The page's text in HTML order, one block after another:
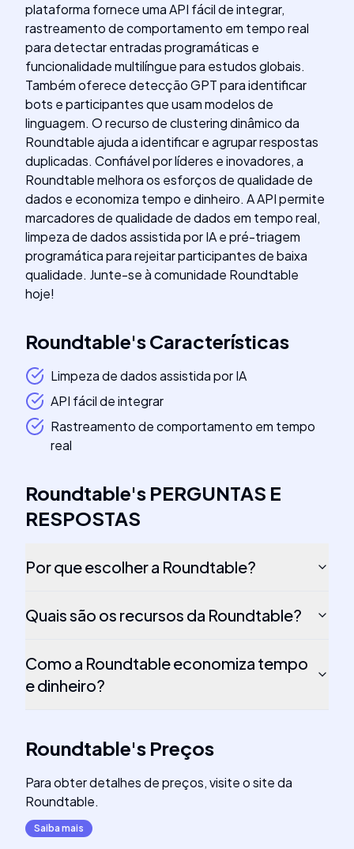
plataforma fornece uma API fácil de integrar,
rastreamento de comportamento em tempo real
para detectar entradas programáticas e
funcionalidade multilíngue para estudos globais.
Também oferece detecção GPT para identificar
bots e participantes que usam modelos de
linguagem. O recurso de clustering dinâmico da
Roundtable ajuda a identificar e agrupar respostas
duplicadas. Confiável por líderes e inovadores, a
Roundtable melhora os esforços de qualidade de
dados e economiza tempo e dinheiro. A API permite
marcadores de qualidade de dados em tempo real,
limpeza de dados assistida por IA e pré-triagem
programática para rejeitar participantes de baixa
qualidade. Junte-se à comunidade Roundtable
hoje!
Roundtable'sCaracterísticas
Limpeza de dados assistida por IA
API fácil de integrar
Rastreamento de comportamento em tempo
real
Roundtable's PERGUNTAS E
RESPOSTAS
Por que escolher a Roundtable?
Quais são os recursos da Roundtable?
Como a Roundtable economiza tempo
e dinheiro?
Roundtable's Preços
Para obter detalhes de preços, visite o site da
Roundtable.
Saiba mais